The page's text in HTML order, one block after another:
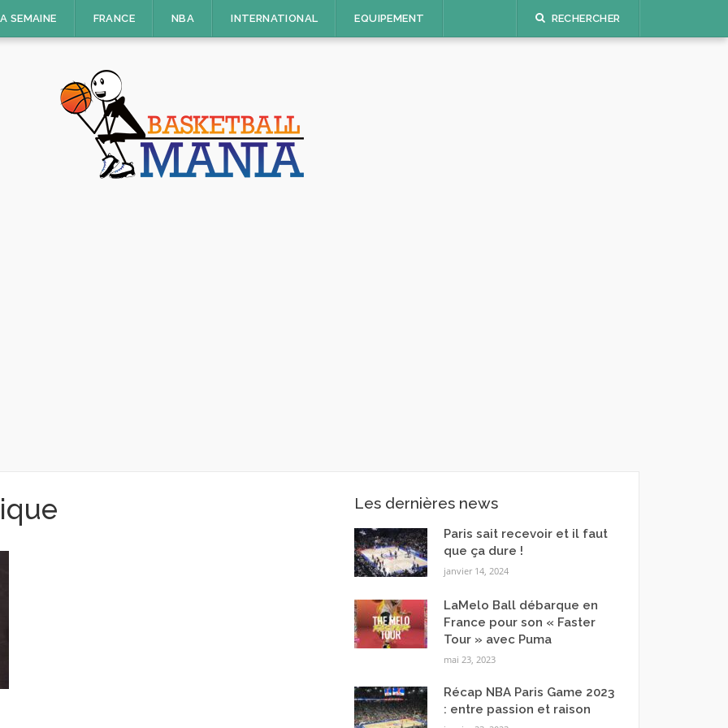
SEMAINE FRANCE NBA INTERNATIONAL EQUIPEMENT RECHERCHER
Les dernières news
Paris sait recevoir et il faut
que ça dure !
janvier 14, 2024
LaMelo Ball débarque en
France pour son « Faster
Tour » avec Puma
mai 23, 2023
Récap NBA Paris Game 2023
: entre passion et raison